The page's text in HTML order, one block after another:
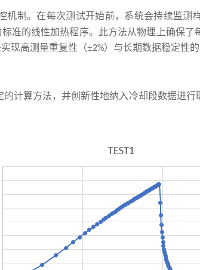
机制。在每次测试开始前，系统会持续监测
准的线性加热程序。此方法从物理上确保了
现高测量重复性（±2%）与长期数据稳定性的
的计算方法，并创新性地纳入冷却段数据进